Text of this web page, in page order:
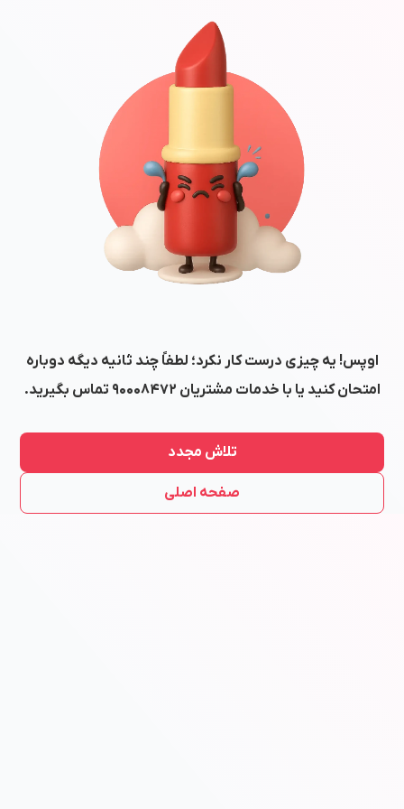
اوپس! یه چیزی درست کار نکرد؛ لطفاً چند ثانیه دیگه دوباره
امتحان کنید یا با خدمات مشتریان ۹۰۰۰۸۴۷۲ تماس بگیرید.
تلاش مجدد
صفحه اصلی